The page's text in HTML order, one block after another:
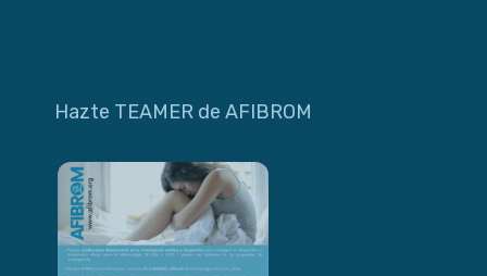
Hazte TEAMER de AFIBROM